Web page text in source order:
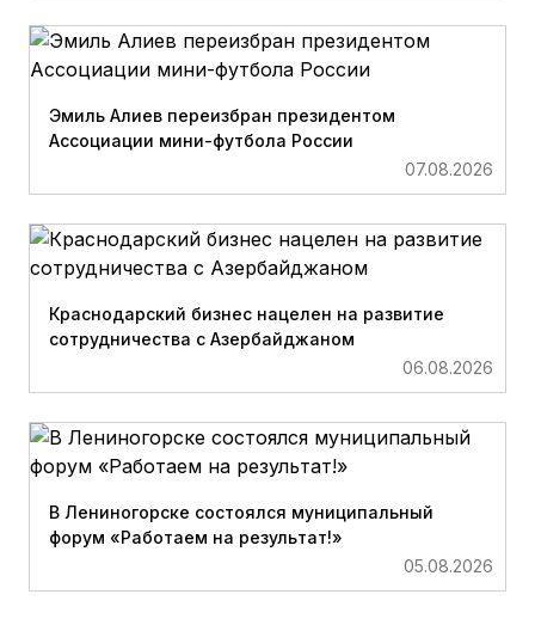
Эмиль Алиев переизбран президентом
Ассоциации мини-футбола России
07.08.2026
Краснодарский бизнес нацелен на развитие
сотрудничества с Азербайджаном
06.08.2026
В Лениногорске состоялся муниципальный
форум «Работаем на результат!»
05.08.2026